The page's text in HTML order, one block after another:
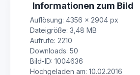
Informationen zum Bild
Auflösung: 4356 × 2904 px
Dateigröße: 3,48 MB
Aufrufe: 2210
Downloads: 50
Bild-ID: 1004636
Hochgeladen am: 10.02.2016